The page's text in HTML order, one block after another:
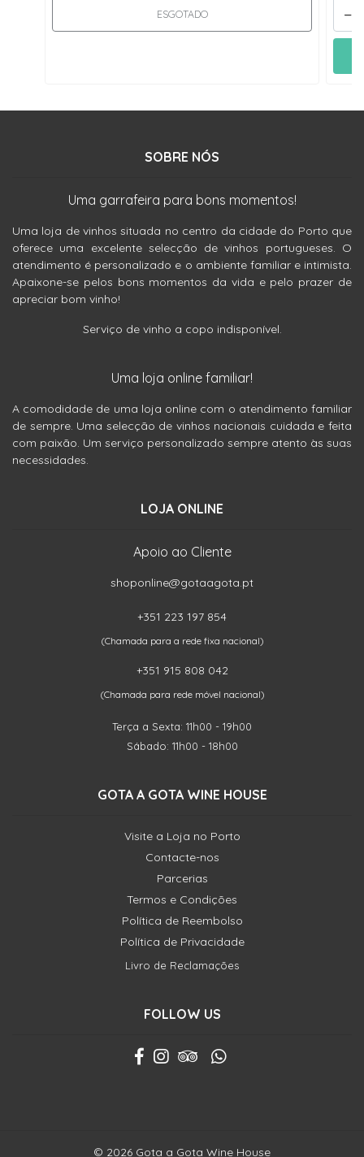
ESGOTADO -
SOBRE NÓS
Uma garrafeira para bons momentos!
Uma loja de vinhos situada no centro da cidade do Porto que
oferece uma excelente selecção de vinhos portugueses. O
atendimento é personalizado e o ambiente familiar e intimista.
Apaixone-se pelos bons momentos da vida e pelo prazer de
apreciar bom vinho!
Serviço de vinho a copo indisponível.
Uma loja online familiar!
A comodidade de uma loja online com o atendimento familiar
de sempre. Uma selecção de vinhos nacionais cuidada e feita
com paixão. Um serviço personalizado sempre atento às suas
necessidades.
LOJA ONLINE
Apoio ao Cliente
shoponline@gotaagota.pt
+351 223 197 854
(Chamada para a rede fixa nacional)
+351 915 808 042
(Chamada para rede móvel nacional)
Terça a Sexta: 11h00 - 19h00
Sábado: 11h00 - 18h00
GOTA A GOTA WINE HOUSE
Visite a Loja no Porto
Contacte-nos
Parcerias
Termos e Condições
Política de Reembolso
Política de Privacidade
Livro de Reclamações
FOLLOW US
© 2026 Gota a Gota Wine House